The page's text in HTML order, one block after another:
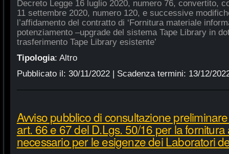
Decreto Legge 16 luglio 2020, numero 76, convertito,
11 settembre 2020, numero 120, e successive
l’affidamento del contratto di ‘Fornitura materiale
potenziamento –upgrade del sistema Tape Library in
trasferimento Tape Library esistente’
Tipologia: Altro
Pubblicato il: 30/11/2022| Scadenza termini: 13/12/
Avviso pubblico di consultazione
art. 66 e 67 del D.Lgs. 50/16 per la
necessario per le esigenze dei Laboratori